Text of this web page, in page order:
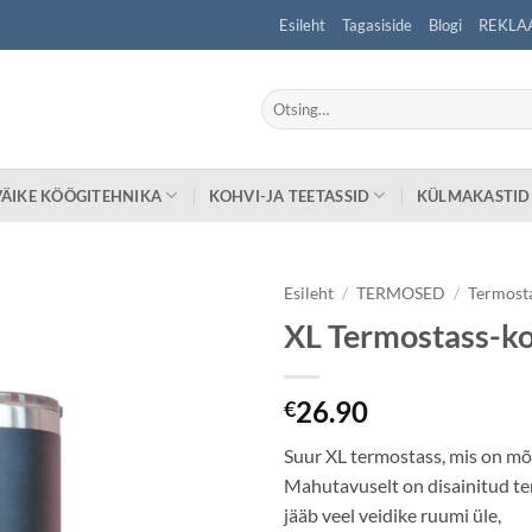
Esileht Tagasiside Blogi
Otsi:
KÖÖGITEHNIKA KOHVI-JA TEETASSID
Esileht / TERMOSED /
XL Termostass-
€26.90
Suur XL termostass, mis on
Mahutavuselt on disainitud
jääb veel veidike ruumi üle,